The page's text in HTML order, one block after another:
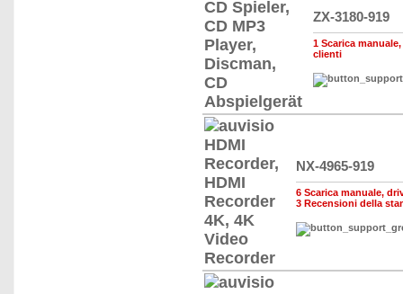
ZX-3180-919
1 Scarica
clienti
NX-4965-919
6 Scarica manuale,
3 Recensioni della